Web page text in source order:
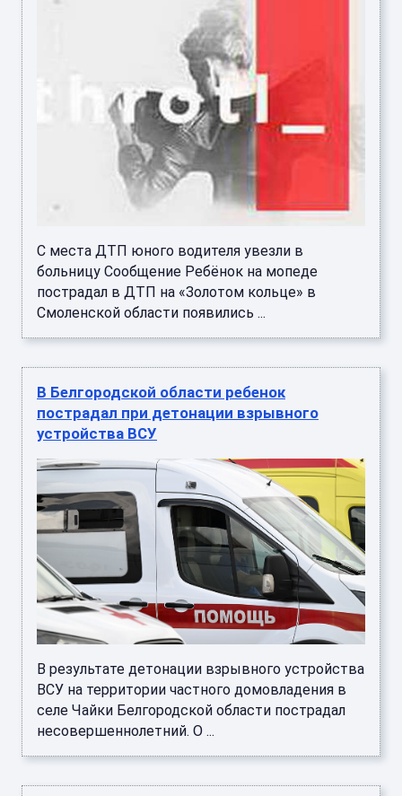
С места ДТП юного водителя увезли в
больницу Сообщение Ребёнок на мопеде
пострадал в ДТП на «Золотом кольце» в
Смоленской области появились ...
В Белгородской области ребенок
пострадал при детонации взрывного
устройства ВСУ
В результате детонации взрывного устройства
ВСУ на территории частного домовладения в
селе Чайки Белгородской области пострадал
несовершеннолетний. О ...